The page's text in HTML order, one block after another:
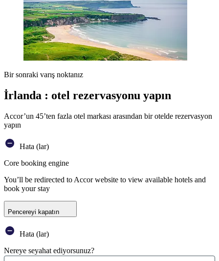
Bir sonraki varış noktanız
İrlanda : otel rezervasyonu yapın
Accor’un 45’ten fazla otel markası arasından bir otelde rezervasyon
yapın
Hata (lar)
Core booking engine
You’ll be redirected to Accor website to view available hotels and
book your stay
Pencereyi kapatın
Hata (lar)
Nereye seyahat ediyorsunuz?